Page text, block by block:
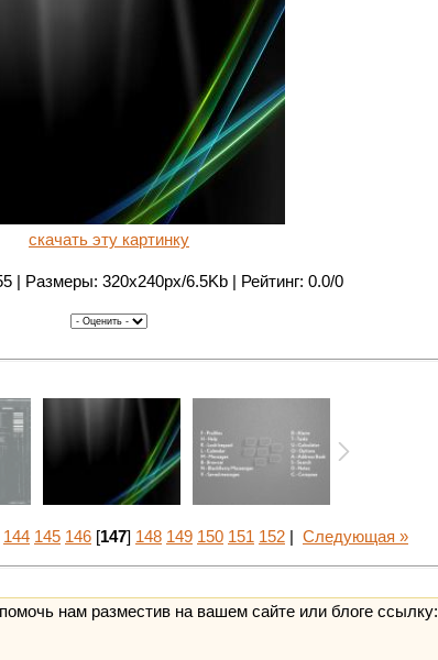
скачать эту картинку
| Размеры: 320x240px/6.5Kb | Рейтинг: 0.0/0
144 145 146 [147] 148 149 150 151 152 Следующая »
нам разместив на вашем сайте или блоге ссылку: